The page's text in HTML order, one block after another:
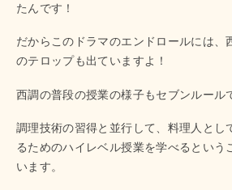
たんです！
だからこのドラマのエンドロールには、
のテロップも出ていますよ！
西調の普段の授業の様子もセブンルール
調理技術の習得と並行して、料理人とし
るためのハイレベル授業を学べるという
います。